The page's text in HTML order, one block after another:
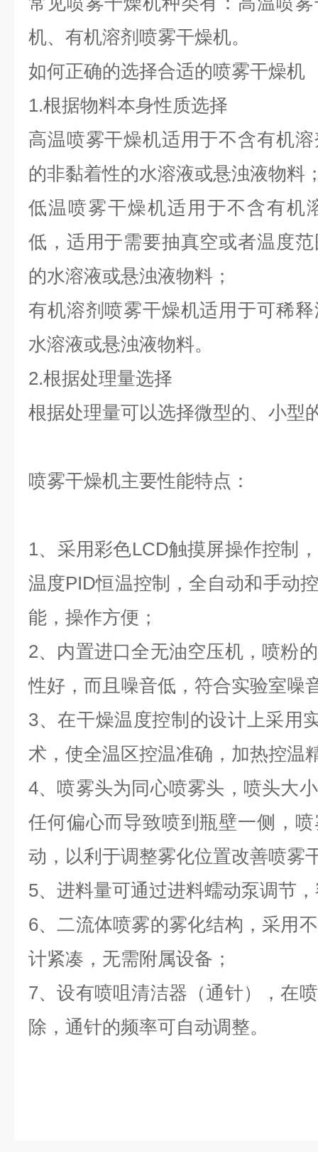
机、有机溶剂喷雾干燥机。
如何正确的选择合适的喷雾干燥机
1.根据物料本身性质选择
高温喷雾干燥机适用于不含有机
的非黏着性的水溶液或悬浊液物料
低温喷雾干燥机适用于不含有机
低，适用于需要抽真空或者温度
的水溶液或悬浊液物料；
有机溶剂喷雾干燥机适用于可稀
水溶液或悬浊液物料。
2.根据处理量选择
根据处理量可以选择微型的、小型
喷雾干燥机主要性能特点：
1、采用彩色LCD触摸屏操作控制
温度PID恒温控制，全自动和手动
能，操作方便；
2、内置进口全无油空压机，喷粉
性好，而且噪音低，符合实验室噪
3、在干燥温度控制的设计上采用
术，使全温区控温准确，加热控温
4、喷雾头为同心喷雾头，喷头大
任何偏心而导致喷到瓶壁一侧，
动，以利于调整雾化位置改善喷雾
5、进料量可通过进料蠕动泵调节
6、二流体喷雾的雾化结构，采用
计紧凑，无需附属设备；
7、设有喷咀清洁器（通针），在
除，通针的频率可自动调整。